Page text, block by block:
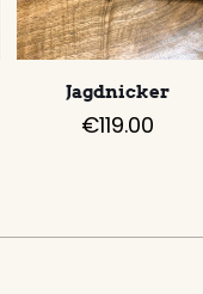
Jagdnicker
€119.00